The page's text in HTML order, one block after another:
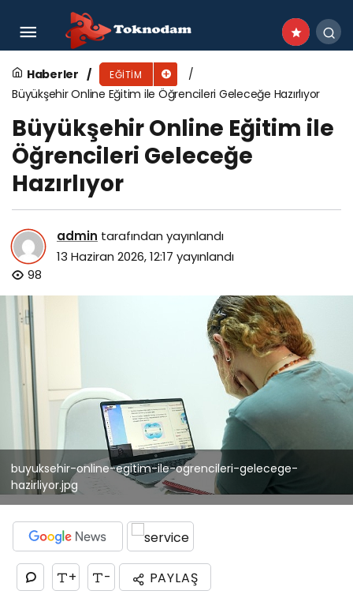
Haberler EĞITIM
Büyükşehir Online Eğitim ile Öğrencileri Geleceğe Hazırlıyor
Büyükşehir Online Eğitim ile
Öğrencileri Geleceğe
Hazırlıyor
admin tarafından yayınlandı
13 Haziran 2026, 12:17 yayınlandı
98
buyuksehir-online-egitim-ile-ogrencileri-gelecege-
hazirliyor.jpg
+ - PAYLAŞ
Kartepe Belediyesi’nden Lgs Öğrencilerine Tatlı
Destek